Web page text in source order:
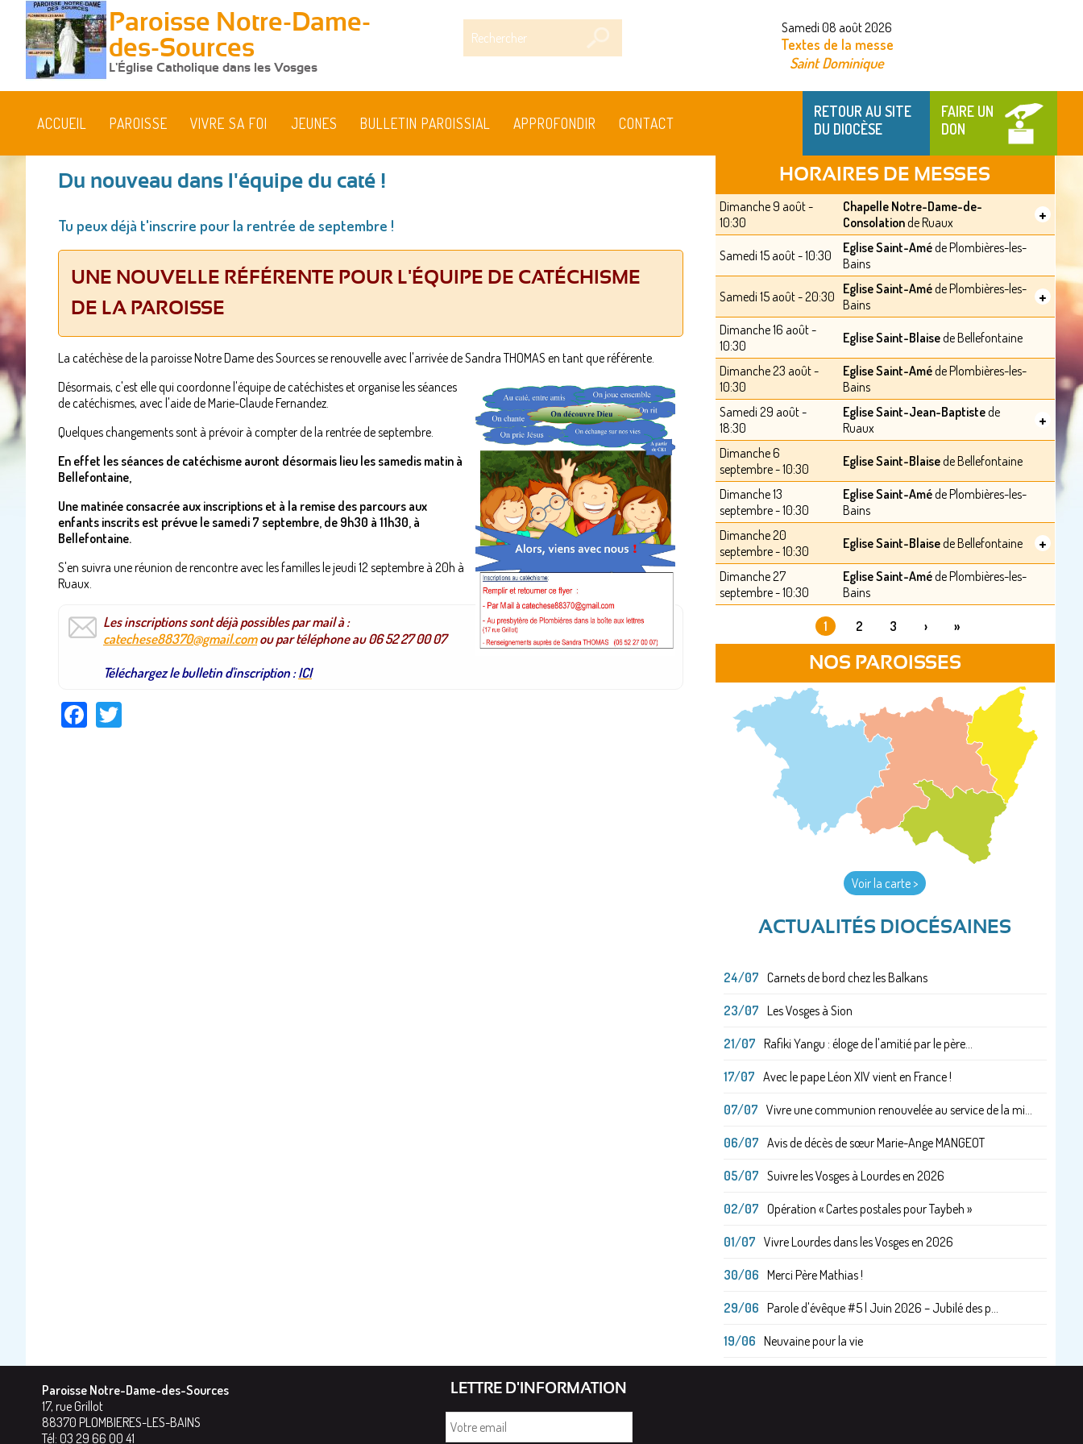
Paroisse Notre-Dame-
des-Sources
L'Église Catholique dans les Vosges
Samedi 08 août 2026
Textes de la messe
Saint Dominique
RETOUR AU SITE
DU DIOCÈSE
FAIRE UN
DON
ACCUEIL PAROISSE VIVRE SA FOI JEUNES BULLETIN PAROISSIAL APPROFONDIR CONTACT
êtes
ici
Du nouveau dans l'équipe du caté !
Tu peux déjà t'inscrire pour la rentrée de septembre !
UNE NOUVELLE RÉFÉRENTE POUR L'ÉQUIPE DE CATÉCHISME
DE LA PAROISSE
La catéchèse de la paroisse Notre Dame des Sources se renouvelle avec l'arrivée de Sandra THOMAS en tant que référente.
Désormais, c'est elle qui coordonne l'équipe de catéchistes et organise les séances
de catéchismes, avec l'aide de Marie-Claude Fernandez.
Quelques changements sont à prévoir à compter de la rentrée de septembre.
En effet les séances de catéchisme auront désormais lieu les samedis matin à
Bellefontaine,
Une matinée consacrée aux inscriptions et à la remise des parcours aux
enfants inscrits est prévue le samedi 7 septembre, de 9h30 à 11h30, à
Bellefontaine.
S'en suivra une réunion de rencontre avec les familles le jeudi 12 septembre à 20h à
Ruaux.
Les inscriptions sont déjà possibles par mail à :
catechese88370@gmail.comou par téléphone au 06 52 27 00 07
Téléchargez le bulletin d'inscription :ICI
Facebook
HORAIRES DE MESSES
Dimanche 9 août -
10:30
Chapelle Notre-Dame-de-
Consolationde Ruaux +
Samedi 15 août - 10:30 Eglise Saint-Améde Plombières-les-
Bains
Samedi 15 août - 20:30 Eglise Saint-Améde Plombières-les-
Bains
+
Dimanche 16 août -
10:30
Eglise Saint-Blaisede Bellefontaine
Dimanche 23 août -
10:30
Eglise Saint-Améde Plombières-les-
Bains
Samedi 29 août -
18:30
Eglise Saint-Jean-Baptistede
Ruaux
+
Dimanche 6
septembre - 10:30
Eglise Saint-Blaisede Bellefontaine
Dimanche 13
septembre - 10:30
Eglise Saint-Améde Plombières-les-
Bains
Dimanche 20
septembre - 10:30
Eglise Saint-Blaisede Bellefontaine +
Dimanche 27
septembre - 10:30
Eglise Saint-Améde Plombières-les-
Bains
1 2 3 › »
NOS PAROISSES
Voir la carte >
ACTUALITÉS DIOCÉSAINES
24/07 Carnets de bord chez les Balkans
23/07 Les Vosges à Sion
21/07 Rafiki Yangu : éloge de l'amitié par le père...
17/07 Avec le pape Léon XIV vient en France !
07/07 Vivre une communion renouvelée au service de la mi...
06/07 Avis de décès de sœur Marie-Ange MANGEOT
05/07 Suivre les Vosges à Lourdes en 2026
02/07 Opération « Cartes postales pour Taybeh »
01/07 Vivre Lourdes dans les Vosges en 2026
30/06 Merci Père Mathias !
29/06 Parole d'évêque #5 | Juin 2026 – Jubilé des p...
19/06 Neuvaine pour la vie
Paroisse Notre-Dame-des-Sources
17, rue Grillot
88370 PLOMBIERES-LES-BAINS
Tél: 03 29 66 00 41
LETTRE D'INFORMATION